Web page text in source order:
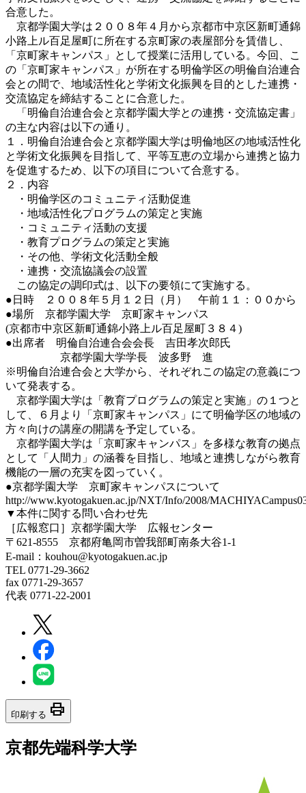
合意した。
京都学園大学は２００８年４月から京都市中京区新町通錦
小路上ル百足屋町に所在する京町家の表屋部分を賃借し、
「京町家キャンパス」として授業に活用している。今回、こ
の「京町家キャンパス」が所在する明倫学区の明倫自治連合
会との間で、地域活性化と学術文化振興を目的とした連携・
交流協定を締結することに合意した。
「明倫自治連合会と京都学園大学との連携・交流協定書」
の主な内容は以下の通り。
１．明倫自治連合会と京都学園大学は明倫地区の地域活性化
と学術文化振興を目指して、平等互恵の立場から連携と協力
を促進するため、以下の項目について合意する。
２．内容
・明倫学区のコミュニティ活動促進
・地域活性化プログラムの策定と実施
・コミュニティ活動の支援
・教育プログラムの策定と実施
・その他、学術文化活動全般
・連携・交流協議会の設置
この協定の調印式は、以下の要領にて実施する。
●日時 ２００８年５月１２日（月） 午前１１：００から
●場所 京都学園大学 京町家キャンパス
(京都市中京区新町通錦小路上ル百足屋町３８４)
●出席者 明倫自治連合会会長 吉田孝次郎氏
京都学園大学学長 波多野 進
※明倫自治連合会と大学から、それぞれこの協定の意義につ
いて発表する。
京都学園大学は「教育プログラムの策定と実施」の１つと
して、６月より「京町家キャンパス」にて明倫学区の地域の
方々向けの講座の開講を予定している。
京都学園大学は「京町家キャンパス」を多様な教育の拠点
として「人間力」の涵養を目指し、地域と連携しながら教育
機能の一層の充実を図っていく。
●京都学園大学 京町家キャンパスについて
http://www.kyotogakuen.ac.jp/NXT/Info/2008/
▼本件に関する問い合わせ先
［広報窓口］京都学園大学 広報センター
〒621-8555 京都府亀岡市曽我部町南条大谷1-1
E-mail：kouhou@kyotogakuen.ac.jp
TEL 0771-29-3662
fax 0771-29-3657
代表 0771-22-2001
印刷する print
京都先端科学大学